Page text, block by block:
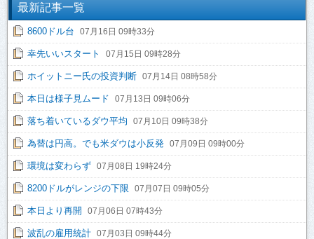
最新記事一覧
8600ドル台 07月16日 09時33分
幸先いいスタート 07月15日 09時28分
ホイットニー氏の投資判断 07月14日 08時58分
本日は様子見ムード 07月13日 09時06分
落ち着いているダウ平均 07月10日 09時38分
為替は円高。でも米ダウは小反発 07月09日 09時00分
環境は変わらず 07月08日 19時24分
8200ドルがレンジの下限 07月07日 09時05分
本日より再開 07月06日 07時43分
波乱の雇用統計 07月03日 09時44分